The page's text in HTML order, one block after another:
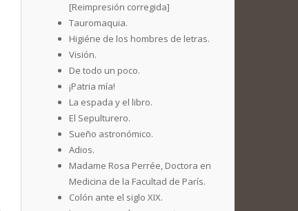
[Reimpresión corregida]
Tauromaquia.
Higiéne de los hombres de letras.
Visión.
De todo un poco.
¡Patria mía!
La espada y el libro.
El Sepulturero.
Sueño astronómico.
Adios.
Madame Rosa Perrée, Doctora en
Medicina de la Facultad de París.
Colón ante el siglo XIX.